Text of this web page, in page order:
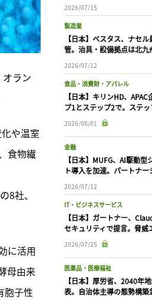
ラン
や温室
食物繊
8社、
に活用
母由来
胞子性
2026/07/15
製造業
【日本】ベスタス、ナセ
管。治具・設備拠点は北九
2026/07/12
食品・消費財・アパレル
【日本】キリンHD、
プ1とステップ2で。ステ
2026/08/01
金融
【日本】MUFG、AI駆動
ト導入を加速。パートナー
2026/07/12
IT・ビジネスサービス
【日本】ガートナー、
セキュリティで提言。脅威
2026/07/25
医薬品・医療福祉
【日本】厚労省、2040年
表。自治体主導の態勢構築